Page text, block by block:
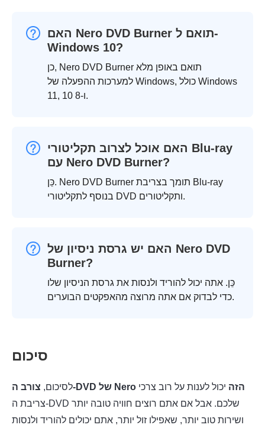
האם Nero DVD Burner תואם ל-
Windows 10?
כן, Nero DVD Burner תואם באופן מלא
למערכות ההפעלה של Windows, כולל Windows
11, 10 ו-8.
האם אוכל לצרוב תקליטורי Blu-ray
עם Nero DVD Burner?
כֵּן. Nero DVD Burner תומך בצריבת Blu-ray
בנוסף לתקליטורי DVD ותקליטורים.
האם יש גרסת ניסיון של Nero DVD
Burner?
כֵּן. אתה יכול להוריד ולנסות את גרסת הניסיון שלו
כדי לבדוק אם אתה מרוצה מהאפקטים הבוערים.
סיכום
לסיכום, צורב ה-DVD של Nero הזה יכול לענות על רוב צרכי
צריבת ה-DVD שלכם. אבל אם אתם רוצים חוויה טובה יותר
ושירות טוב יותר, שאפילו זול יותר, אתם יכולים להוריד ולנסות